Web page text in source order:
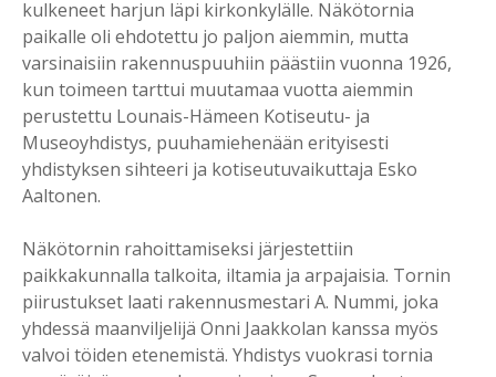
kulkeneet harjun läpi kirkonkylälle. Näkötornia
paikalle oli ehdotettu jo paljon aiemmin, mutta
varsinaisiin rakennuspuuhiin päästiin vuonna 1926,
kun toimeen tarttui muutamaa vuotta aiemmin
perustettu Lounais-Hämeen Kotiseutu- ja
Museoyhdistys, puuhamiehenään erityisesti
yhdistyksen sihteeri ja kotiseutuvaikuttaja Esko
Aaltonen.
Näkötornin rahoittamiseksi järjestettiin
paikkakunnalla talkoita, iltamia ja arpajaisia. Tornin
piirustukset laati rakennusmestari A. Nummi, joka
yhdessä maanviljelijä Onni Jaakkolan kanssa myös
valvoi töiden etenemistä. Yhdistys vuokrasi tornia